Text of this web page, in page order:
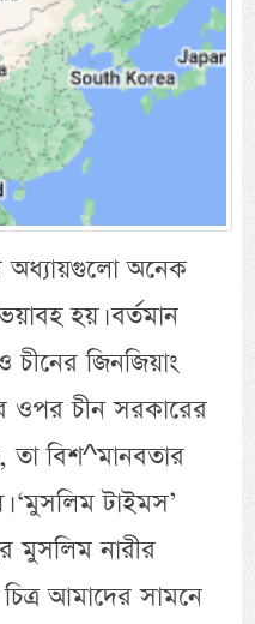
অধ্যায়গুলো অনেক
হয়। বর্তমান
চীনের জিনজিয়াং
ওপর চীন সরকারের
তা বিশ^মানবতার
‘মুসলিম টাইমস’
মুসলিম নারীর
আমাদের সামনে